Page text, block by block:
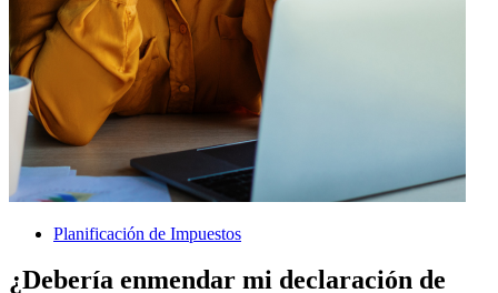
Planificación de Impuestos
¿Debería enmendar mi declaración de